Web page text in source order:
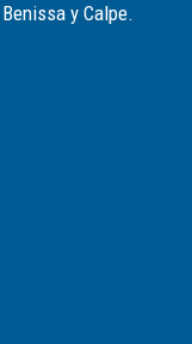
y Calpe.